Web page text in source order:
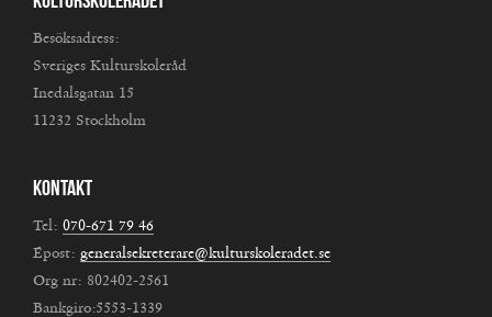
Besöksadress:
Sveriges Kulturskoleråd
Inedalsgatan 15
11232 Stockholm
Kontakt
Tel: 070-671 79 46
Epost: generalsekreterare@kulturskoleradet.se
Org nr: 802402-2561
Bankgiro:5553-1339